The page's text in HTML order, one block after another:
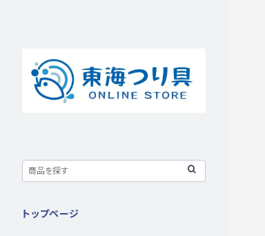
トップページ